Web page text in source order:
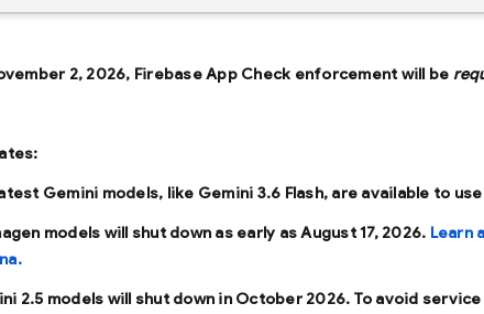
2, 2026, Firebase App Check enforcement will be
Gemini models, like Gemini 3.6 Flash, are available to
models will shut down as early asAugust 17, 2026. Learn
2.5 models will shut down in October 2026. To avoid